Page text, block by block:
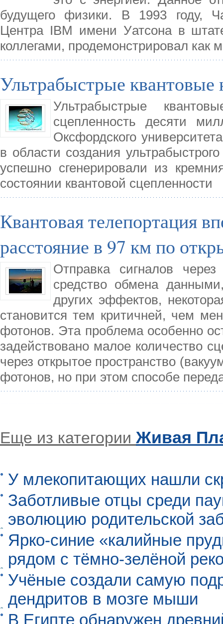
будущего физики. В 1993 году,
Центра IBM имени Уатсона в
коллегами, продемонстрировал как
Ультрабыстрые
Ультрабыстрые
сцепленность десяти
Оксфордского
в области создания
успешно сгенерировали из
состоянии квантовой сцепленности
Квантовая телепортация
расстояние в 97 км по
Отправка сигналов
средство обмена
других эффектов,
становится тем критичней, чем
фотонов. Эта проблема особенно
задействовано малое количество
через открытое пространство
фотонов, но при этом способе
Еще из категории Живая
У млекопитающих нашли
Заботливые отцы среди
эволюцию родительской
Ярко-синие «калийные
рядом с тёмно-зелёной
Учёные создали самую
дендритов в мозге мыши
В Египте обнаружен